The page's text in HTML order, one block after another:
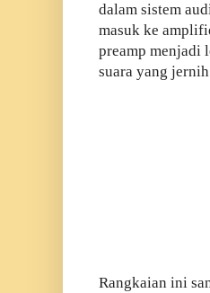
dalam sistem
masuk ke
preamp menjadi
suara yang
Rangkaian ini